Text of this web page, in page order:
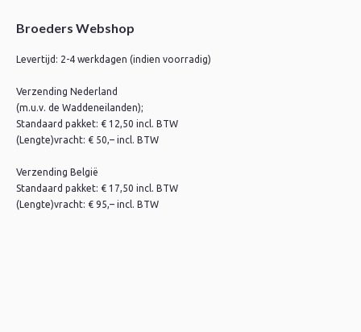
Broeders Webshop
Levertijd: 2-4 werkdagen (indien voorradig)
Verzending Nederland
(m.u.v. de Waddeneilanden);
Standaard pakket: € 12,50 incl. BTW
(Lengte)vracht: € 50,– incl. BTW
Verzending België
Standaard pakket: € 17,50 incl. BTW
(Lengte)vracht: € 95,– incl. BTW